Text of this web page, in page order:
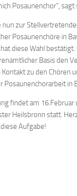
Posaunenchor”, sagt
zur
Posaunenchöre in
diese Wahl bestätigt.
Basis den
zu den Chören
Posaunenchorarbeit in
findet am 16.Februar
Heilsbronn statt.
Aufgabe!